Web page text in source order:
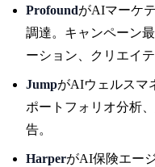
ProfoundがAIマーケ
調達。キャンペーン
ーション、クリエイテ
JumpがAIウェルスマ
ポートフォリオ分析
告。
HarperがAI保険エー